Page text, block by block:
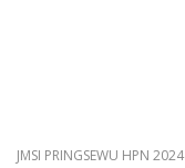
JMSI PRINGSEWU HPN 2024